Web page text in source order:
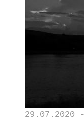
29.07.2020 -